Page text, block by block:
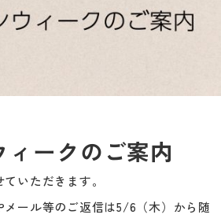
ィークのご案内
いただきます。
ール等のご返信は5/6（木）から随